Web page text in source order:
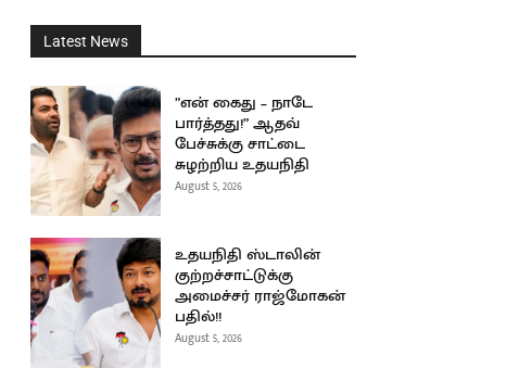
Latest News
”என் கைது – நாடே
பார்த்தது!” ஆதவ்
பேச்சுக்கு சாட்டை
சுழற்றிய உதயநிதி
August 5, 2026
உதயநிதி ஸ்டாலின்
குற்றச்சாட்டுக்கு
அமைச்சர் ராஜ்மோகன்
பதில்!!
August 5, 2026